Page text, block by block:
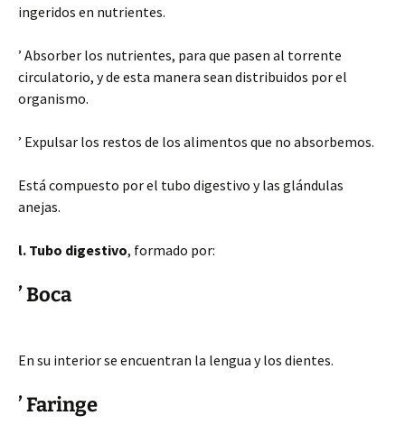
ingeridos en nutrientes.
’ Absorber los nutrientes, para que pasen al torrente
circulatorio, y de esta manera sean distribuidos por el
organismo.
’ Expulsar los restos de los alimentos que no absorbemos.
Está compuesto por el tubo digestivo y las glándulas
anejas.
l. Tubo digestivo, formado por:
’ Boca
En su interior se encuentran la lengua y los dientes.
’ Faringe